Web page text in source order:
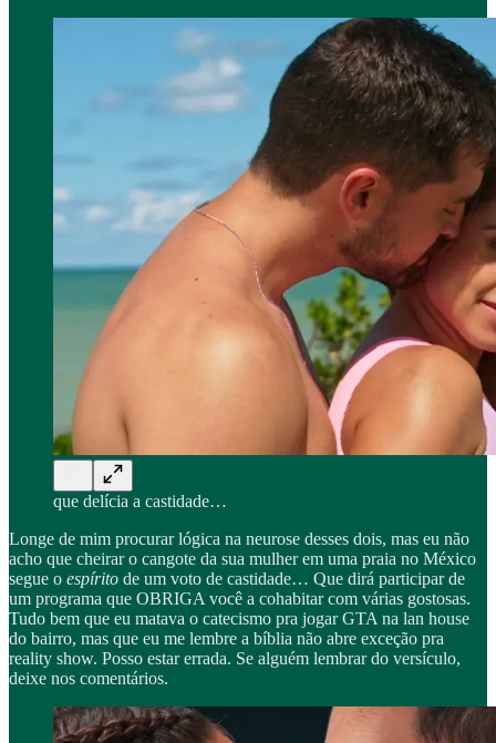
que delícia a castidade…
Longe de mim procurar lógica na neurose desses dois, mas eu não
acho que cheirar o cangote da sua mulher em uma praia no México
segue o espírito de um voto de castidade… Que dirá participar de
um programa que OBRIGA você a cohabitar com várias gostosas.
Tudo bem que eu matava o catecismo pra jogar GTA na lan house
do bairro, mas que eu me lembre a bíblia não abre exceção pra
reality show. Posso estar errada. Se alguém lembrar do versículo,
deixe nos comentários.